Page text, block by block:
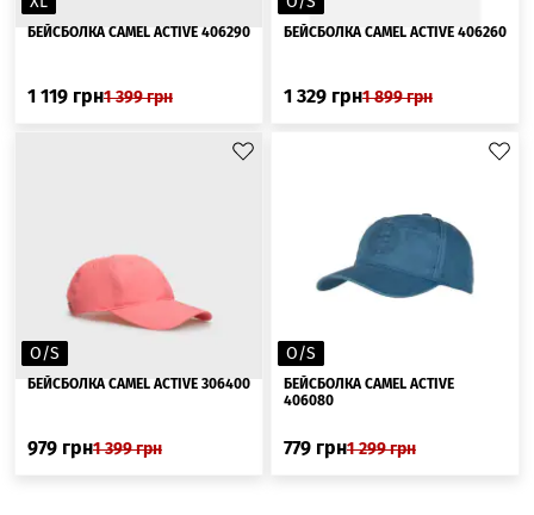
БЕЙСБОЛКА CAMEL ACTIVE 406290
1 119 грн1 399грн
БЕЙСБОЛКА CAMEL ACTIVE 406260
1 329 грн1 899грн
O/S
БЕЙСБОЛКА CAMEL ACTIVE 306400
979 грн1 399грн
O/S
БЕЙСБОЛКА CAMEL ACTIVE
406080
779 грн1 299грн